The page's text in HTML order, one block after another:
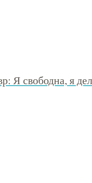
свободна, я